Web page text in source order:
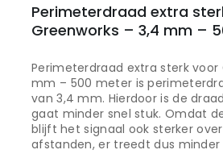
Perimeterdraad extra
Greenworks – 3,4 mm –
Perimeterdraad extra sterk voor
mm – 500 meter is
van 3,4 mm. Hierdoor is de
gaat minder snel stuk. Omdat
blijft het signaal ook sterker
afstanden, er treedt dus minder